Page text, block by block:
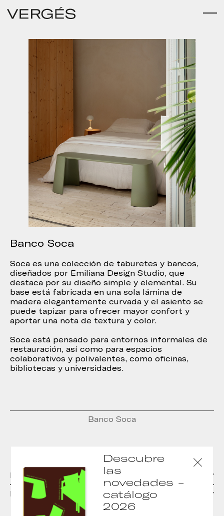
Banco Soca
Soca es una colección de taburetes y bancos,
diseñados por Emiliana Design Studio, que
destaca por su diseño simple y elemental. Su
base está fabricada en una sola lámina de
madera elegantemente curvada y el asiento se
puede tapizar para ofrecer mayor confort y
aportar una nota de textura y color.
Soca está pensado para entornos informales de
restauración, así como para espacios
colaborativos y polivalentes, como oficinas,
bibliotecas y universidades.
Banco Soca
Materiales
Dimensiones
Descubre
las
novedades -
catálogo
2026